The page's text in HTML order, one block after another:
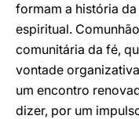
formam a história
espiritual.
comunitária da fé,
vontade
um encontro
dizer, por um